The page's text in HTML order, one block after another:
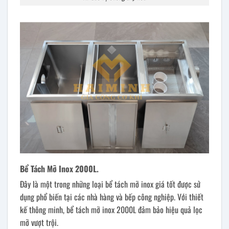
Bể Tách Mỡ Inox 2000L.
Đây là một trong những loại bể tách mỡ inox giá tốt được sử
dụng phổ biến tại các nhà hàng và bếp công nghiệp. Với thiết
kế thông minh, bể tách mỡ inox 2000L đảm bảo hiệu quả lọc
mỡ vượt trội.